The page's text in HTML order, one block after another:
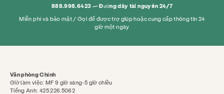
888.998.6423 — Đường dây tài nguyên 24/7
Miễn phí và bảo mật / Gọi để được trợ giúp hoặc cung cấp thông tin 24
giờ một ngày
Văn phòng Chính
Giờ làm việc: MF 9 giờ sáng-5 giờ chiều
Tiếng Anh: 425.226.5062